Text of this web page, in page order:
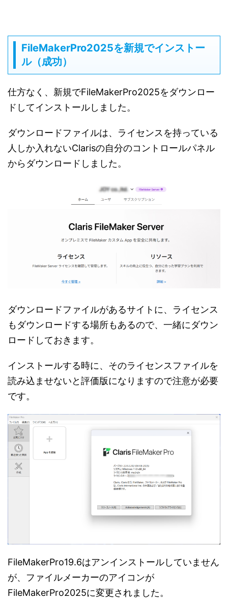
FileMakerPro2025を新規でインストー
ル（成功）
仕方なく、新規でFileMakerPro2025をダウンロー
ドしてインストールしました。
ダウンロードファイルは、ライセンスを持っている
人しか入れないClarisの自分のコントロールパネル
からダウンロードしました。
ダウンロードファイルがあるサイトに、ライセンス
もダウンロードする場所もあるので、一緒にダウン
ロードしておきます。
インストールする時に、そのライセンスファイルを
読み込ませないと評価版になりますので注意が必要
です。
FileMakerPro19.6はアンインストールしていません
が、ファイルメーカーのアイコンが
FileMakerPro2025に変更されました。